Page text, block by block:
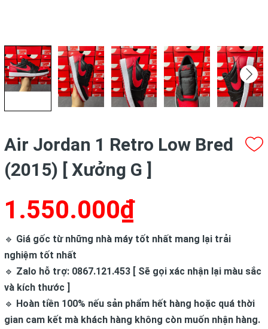
Air Jordan 1 Retro Low Bred
(2015) [ Xưởng G ]
1.550.000₫
🔹 Giá gốc từ những nhà máy tốt nhất mang lại trải
nghiệm tốt nhất
🔹 Zalo hỗ trợ: 0867.121.453 [ Sẽ gọi xác nhận lại màu sắc
và kích thước ]
🔹 Hoàn tiền 100% nếu sản phẩm hết hàng hoặc quá thời
gian cam kết mà khách hàng không còn muốn nhận hàng.